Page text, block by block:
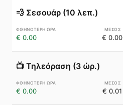
💨 Σεσουάρ (10 λεπ.)
€ 0.00 € 0.00
📺 Τηλεόραση (3 ώρ.)
€ 0.00 € 0.01